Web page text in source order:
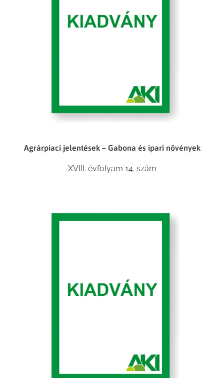
Agrárpiaci jelentések – Gabona és ipari növények
XVIII. évfolyam 14. szám